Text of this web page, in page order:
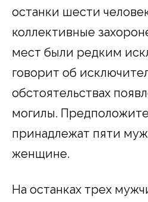
останки шести
коллективные
мест были редким
говорит об
обстоятельствах
могилы.
принадлежат пяти
женщине.
На останках трех